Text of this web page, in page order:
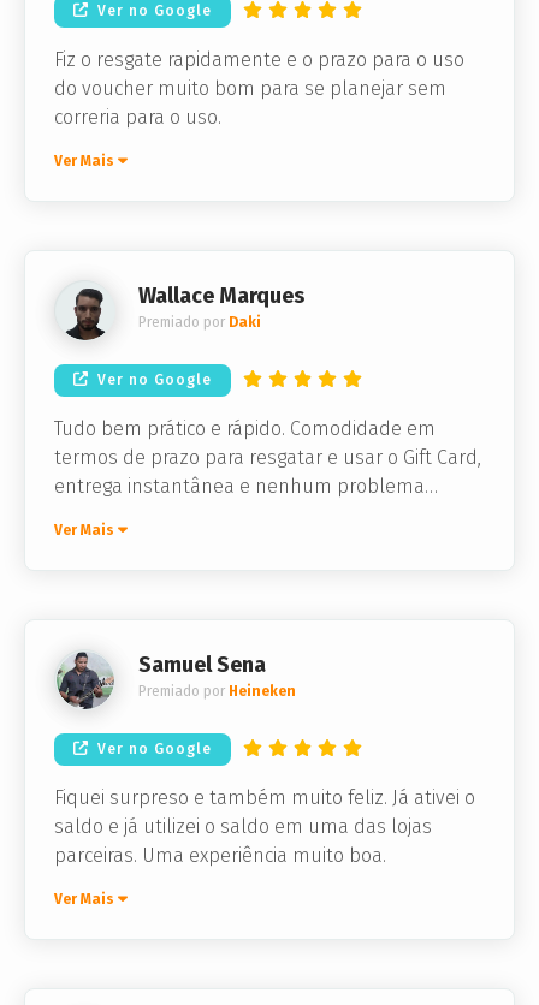
Ver no Google
Fiz o resgate rapidamente e o prazo para o uso
do voucher muito bom para se planejar sem
correria para o uso.
Ver Mais
Wallace Marques
Premiado por Daki
Ver no Google
Tudo bem prático e rápido. Comodidade em
termos de prazo para resgatar e usar o Gift Card,
entrega instantânea e nenhum problema
Ver Mais
Samuel Sena
Premiado por Heineken
Ver no Google
Fiquei surpreso e também muito feliz. Já ativei o
saldo e já utilizei o saldo em uma das lojas
parceiras. Uma experiência muito boa.
Ver Mais